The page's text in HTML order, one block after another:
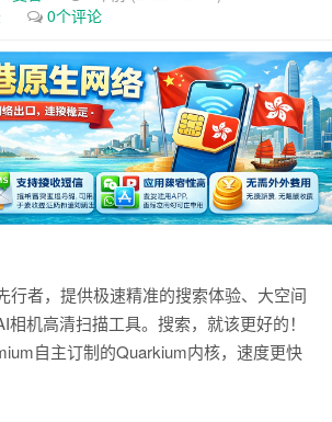
0个评论
行者，提供极速精准的搜索体验、大空间
相机高清扫描工具。搜索，就该更好的！
自主订制的Quarkium内核，速度更快